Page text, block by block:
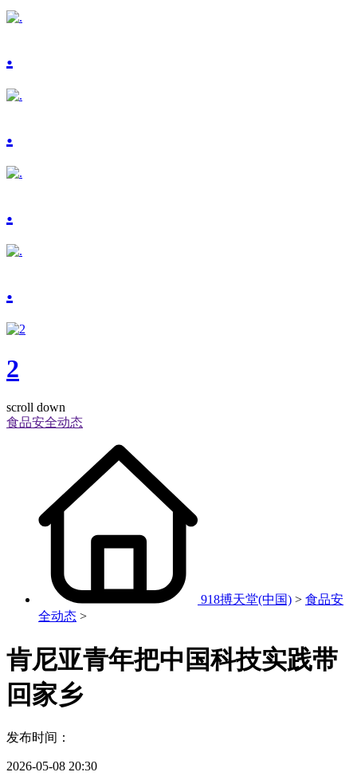
.
.
.
.
2
scroll down
食品安全动态
918搏天堂(中国) > 食品安
全动态 >
肯尼亚青年把中国科技实践带
回家乡
发布时间：
2026-05-08 20:30